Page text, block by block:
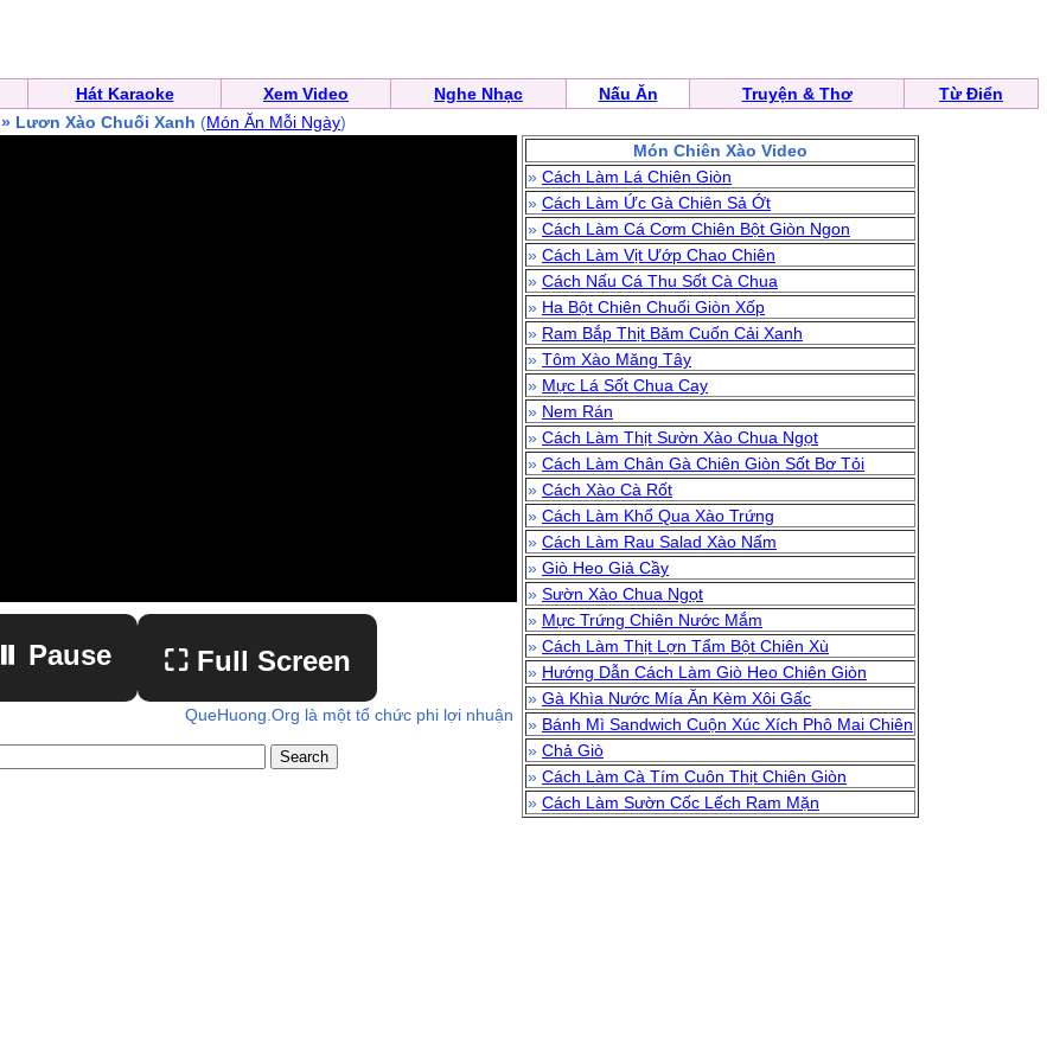
Hát Karaoke Xem Video Nghe Nhạc Nấu Ăn Truyện & Thơ
Từ Điển
» Lươn Xào Chuối Xanh (Món Ăn Mỗi Ngày)
⏸ Pause ⛶ Full Screen
QueHuong.Org là một tổ chức phi lợi nhuận
Món Chiên Xào Video
» Cách Làm Lá Chiên Giòn
» Cách Làm Ức Gà Chiên Sả Ớt
» Cách Làm Cá Cơm Chiên Bột Giòn Ngon
» Cách Làm Vịt Ướp Chao Chiên
» Cách Nấu Cá Thu Sốt Cà Chua
» Ha Bột Chiên Chuối Giòn Xốp
» Ram Bắp Thịt Băm Cuốn Cải Xanh
» Tôm Xào Măng Tây
» Mực Lá Sốt Chua Cay
» Nem Rán
» Cách Làm Thịt Sườn Xào Chua Ngọt
» Cách Làm Chân Gà Chiên Giòn Sốt Bơ Tỏi
» Cách Xào Cà Rốt
» Cách Làm Khổ Qua Xào Trứng
» Cách Làm Rau Salad Xào Nấm
» Giò Heo Giả Cầy
» Sườn Xào Chua Ngọt
» Mực Trứng Chiên Nước Mắm
» Cách Làm Thịt Lợn Tẩm Bột Chiên Xù
» Hướng Dẫn Cách Làm Giò Heo Chiên Giòn
» Gà Khìa Nước Mía Ăn Kèm Xôi Gấc
» Bánh Mì Sandwich Cuộn Xúc Xích Phô Mai Chiên
» Chả Giò
» Cách Làm Cà Tím Cuôn Thịt Chiên Giòn
» Cách Làm Sườn Cốc Lếch Ram Mặn